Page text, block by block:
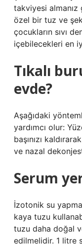
takviyesi
özel bir tuz ve
çocukların sıvı
içebilecekleri en
Tıkalı
evde?
Aşağıdaki
yardımcı olur:
başınızı
ve nazal
Serum
İzotonik su
kaya tuzu
tuzu daha doğal
edilmelidir. 1 litre